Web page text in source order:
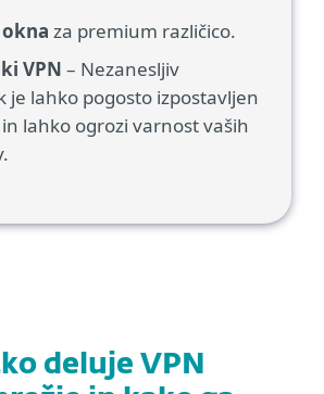
za premium različico.
VPN – Nezanesljiv
je lahko pogosto izpostavljen
lahko ogrozi varnost vaših
deluje VPN